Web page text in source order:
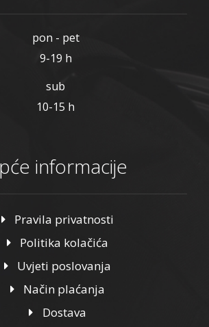
pon - pet
9-19 h
sub
10-15 h
informacije
Pravila privatnosti
Politika kolačića
Uvjeti poslovanja
Način plaćanja
Dostava